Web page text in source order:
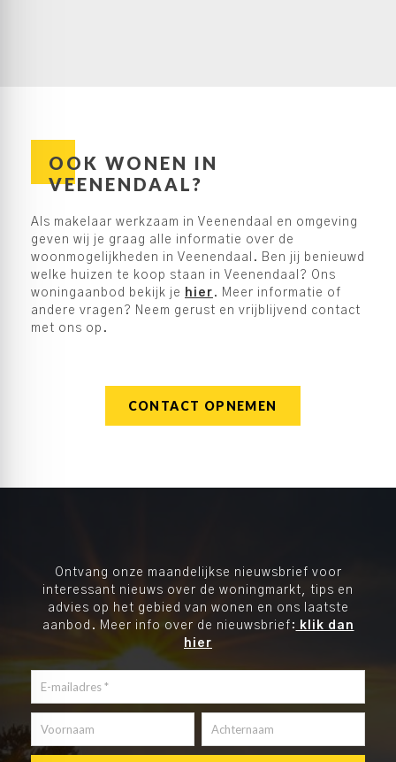
OOK WONEN IN
VEENENDAAL?
Als makelaar werkzaam in Veenendaal en omgeving
geven wij je graag alle informatie over de
woonmogelijkheden in Veenendaal. Ben jij benieuwd
welke huizen te koop staan in Veenendaal? Ons
woningaanbod bekijk je hier . Meer informatie of
andere vragen? Neem gerust en vrijblijvend contact
met ons op.
CONTACT OPNEMEN
Ontvang onze maandelijkse nieuwsbrief voor
interessant nieuws over de woningmarkt, tips en
advies op het gebied van wonen en ons laatste
aanbod. Meer info over de nieuwsbrief: klik dan
hier